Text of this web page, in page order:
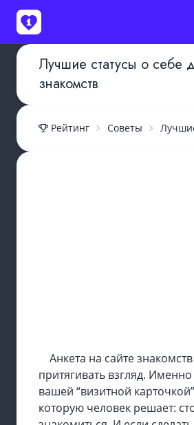
Лучшие статусы о себе
знакомств
Рейтинг Советы
Анкета на сайте
притягивать взгляд.
вашей “визитной
которую человек решает: